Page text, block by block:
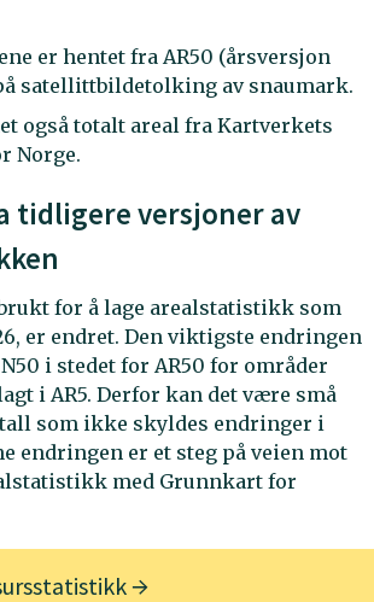
er hentet fra AR50 (årsversjon
satellittbildetolking av snaumark.
også totalt areal fra Kartverkets
Norge.
tidligere versjoner av
for å lage arealstatistikk som
er endret. Den viktigste endringen
i stedet for AR50 for områder
i AR5. Derfor kan det være små
som ikke skyldes endringer i
endringen er et steg på veien mot
med Grunnkart for